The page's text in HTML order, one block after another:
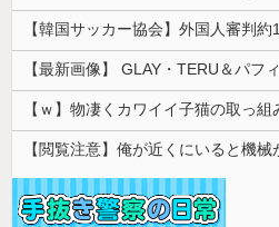
【ｗ】物凄くカワイイ子猫の取っ組
【閲覧注意】俺が近くにいると機